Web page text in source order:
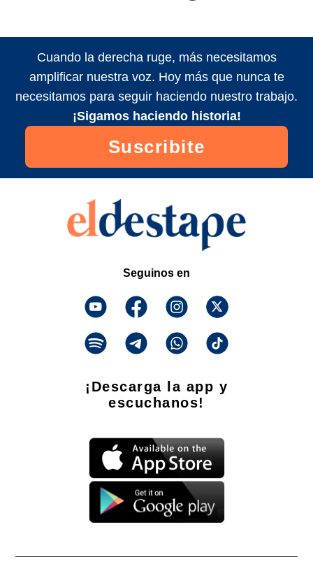
Cuando la derecha ruge, más necesitamos
amplificar nuestra voz. Hoy más que nunca te
necesitamos para seguir haciendo nuestro trabajo.
¡Sigamos haciendo historia!
Suscribite
Seguinos en
¡Descarga la app y
escuchanos!